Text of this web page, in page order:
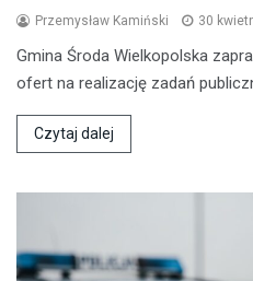
Przemysław Kamiński 30
Gmina Środa Wielkopolska
ofert na realizację zadań
Czytaj dalej